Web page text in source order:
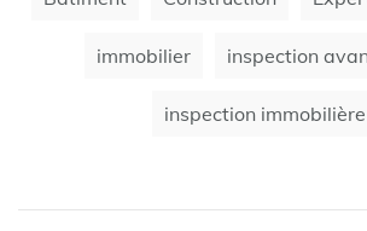
immobilier inspection
inspection immobilière